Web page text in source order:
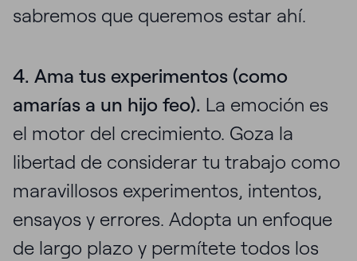
sabremos que queremos estar ahí.
4. Ama tus experimentos (como
amarías a un hijo feo). La emoción es
el motor del crecimiento. Goza la
libertad de considerar tu trabajo como
maravillosos experimentos, intentos,
ensayos y errores. Adopta un enfoque
de largo plazo y permítete todos los